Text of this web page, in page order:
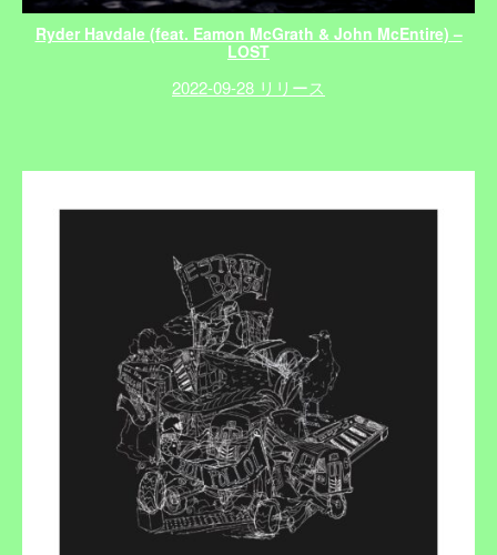
Ryder Havdale (feat. Eamon McGrath & John McEntire) –
LOST
2022-09-28 リリース